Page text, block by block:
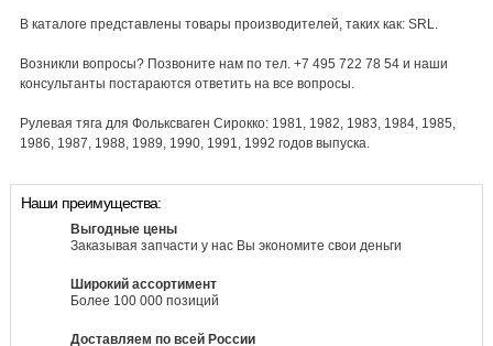
В каталоге представлены товары производителей, таких как: SRL.
Возникли вопросы? Позвоните нам по тел. +7 495 722 78 54 и наши
консультанты постараются ответить на все вопросы.
Рулевая тяга для Фольксваген Сирокко: 1981, 1982, 1983, 1984, 1985,
1986, 1987, 1988, 1989, 1990, 1991, 1992 годов выпуска.
Наши преимущества:
Выгодные цены
Заказывая запчасти у нас Вы экономите свои деньги
Широкий ассортимент
Более 100 000 позиций
Доставляем по всей России